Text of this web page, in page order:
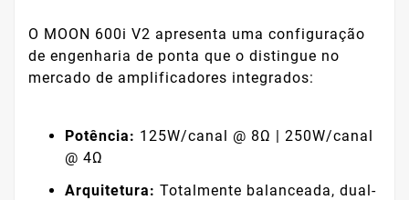
O MOON 600i V2 apresenta uma configuração
de engenharia de ponta que o distingue no
mercado de amplificadores integrados:
Potência: 125W/canal @ 8Ω | 250W/canal
@ 4Ω
Arquitetura: Totalmente balanceada, dual-